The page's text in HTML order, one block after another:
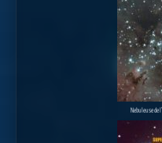
Nebuleuse de